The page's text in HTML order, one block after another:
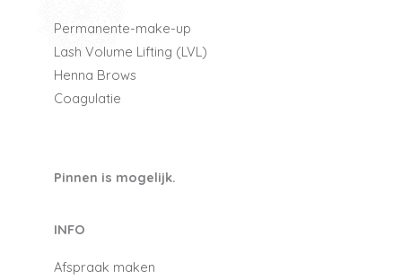
Permanente-make-up
Lash Volume Lifting (LVL)
Henna Brows
Coagulatie
Pinnen is mogelijk.
INFO
Afspraak maken